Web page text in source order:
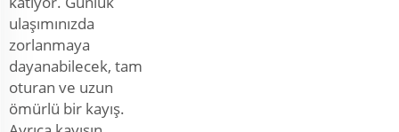
ulaşımınızda
zorlanmaya
dayanabilecek, tam
oturan ve uzun
ömürlü bir kayış.